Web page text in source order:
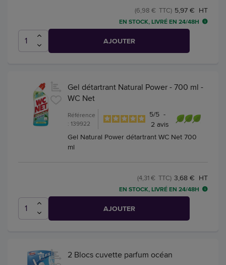
5,97 € HT
(6,98 € TTC)
EN STOCK, LIVRÉ EN 24/48H
AJOUTER
Gel détartrant Natural Power - 700 ml -
WC Net
Référence
: 139922
5/5 -
2 avis
Gel Natural Power détartrant WC Net 700
ml
3,68 € HT
(4,31 € TTC)
EN STOCK, LIVRÉ EN 24/48H
AJOUTER
2 Blocs cuvette parfum océan